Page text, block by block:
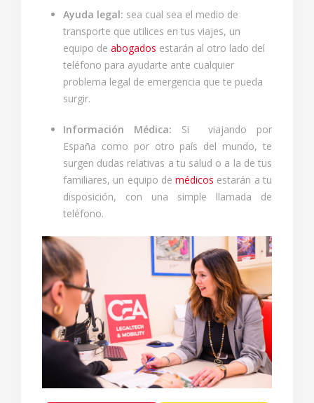
Ayuda legal: sea cual sea el medio de
transporte que utilices en tus viajes, un
equipo de abogados estarán al otro lado del
teléfono para ayudarte ante cualquier
problema legal de emergencia que te pueda
surgir.
Información Médica: Si viajando por
España como por otro país del mundo, te
surgen dudas relativas a tu salud o a la de tus
familiares, un equipo demédicos estarán a tu
disposición, con una simple llamada de
teléfono.